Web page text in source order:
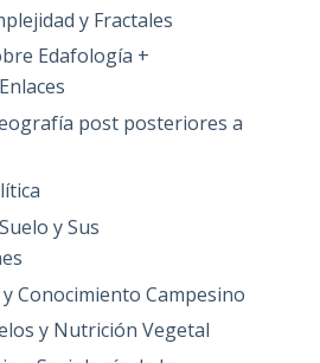
y Fractales
Edafología +
post posteriores a
y Sus
Conocimiento Campesino
y Nutrición Vegetal